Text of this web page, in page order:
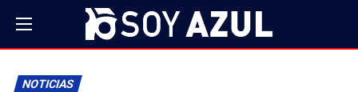
NOTICIAS